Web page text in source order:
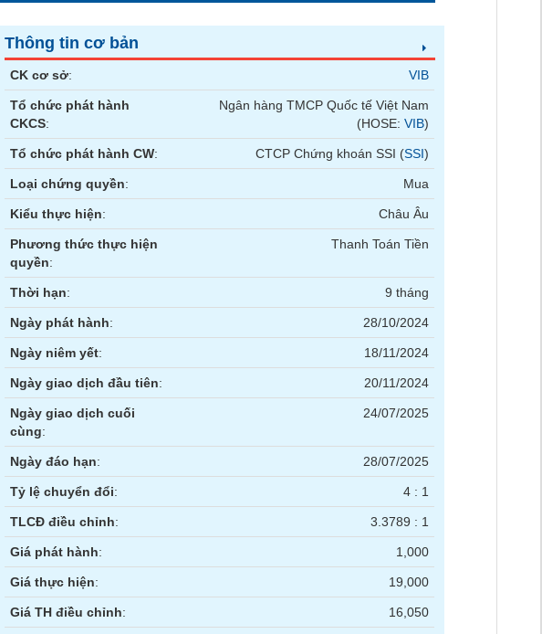
Thông tin cơ bản
CK cơ sở: VIB
Tổ chức phát hành
CKCS:
Ngân hàng TMCP Quốc tế Việt Nam
(HOSE:VIB)
Tổ chức phát hành CW: CTCP Chứng khoán SSI (SSI)
Loại chứng quyền: Mua
Kiểu thực hiện: Châu Âu
Phương thức thực hiện
quyền:
Thanh Toán Tiền
Thời hạn: 9 tháng
Ngày phát hành: 28/10/2024
Ngày niêm yết: 18/11/2024
Ngày giao dịch đầu tiên: 20/11/2024
Ngày giao dịch cuối
cùng:
24/07/2025
Ngày đáo hạn: 28/07/2025
Tỷ lệ chuyển đổi: 4 : 1
TLCĐ điều chỉnh: 3.3789 : 1
Giá phát hành: 1,000
Giá thực hiện: 19,000
Giá TH điều chỉnh: 16,050